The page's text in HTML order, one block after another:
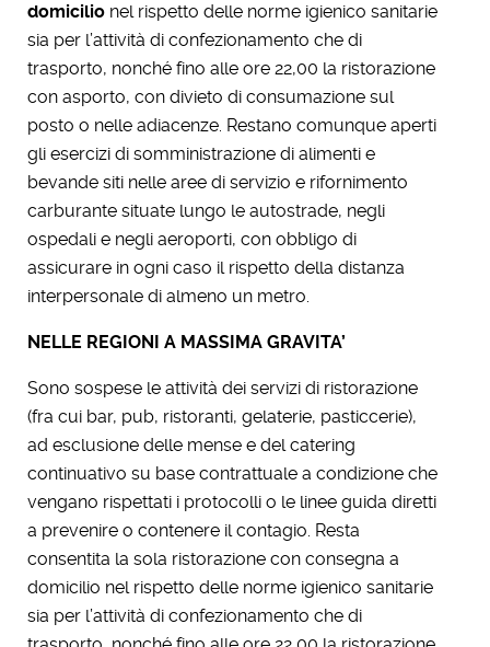
domicilio nel rispetto delle norme igienico sanitarie
sia per l’attività di confezionamento che di
trasporto, nonché fino alle ore 22,00 la ristorazione
con asporto, con divieto di consumazione sul
posto o nelle adiacenze. Restano comunque aperti
gli esercizi di somministrazione di alimenti e
bevande siti nelle aree di servizio e rifornimento
carburante situate lungo le autostrade, negli
ospedali e negli aeroporti, con obbligo di
assicurare in ogni caso il rispetto della distanza
interpersonale di almeno un metro.
NELLE REGIONI A MASSIMA GRAVITA’
Sono sospese le attività dei servizi di ristorazione
(fra cui bar, pub, ristoranti, gelaterie, pasticcerie),
ad esclusione delle mense e del catering
continuativo su base contrattuale a condizione che
vengano rispettati i protocolli o le linee guida diretti
a prevenire o contenere il contagio. Resta
consentita la sola ristorazione con consegna a
domicilio nel rispetto delle norme igienico sanitarie
sia per l’attività di confezionamento che di